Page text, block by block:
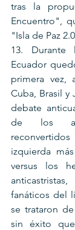
tras la
Encuentro",
"Isla de Paz
13. Durante
Ecuador
primera vez,
Cuba, Brasil y
debate
de los
izquierda
versus los
fanáticos del
se trataron
sin éxito